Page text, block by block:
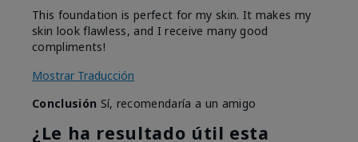
This foundation is perfect for my skin. It makes my
skin look flawless, and I receive many good
compliments!
Mostrar Traducción
Conclusión Sí, recomendaría a un amigo
¿Le ha resultado útil esta